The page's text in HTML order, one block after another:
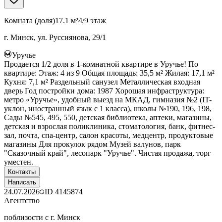
Комната (доля)17.1 м²4/9 этаж
г. Минск, ул. Руссиянова, 29/1
Уручье
Продается 1/2 доля в 1-комнатной квартире в Уручье! По
квартире: Этаж: 4 из 9 Общая площадь: 35,5 м² Жилая: 17,1 м²
Кухня: 7,1 м² Раздельный санузел Металлическая входная
дверь Год постройки дома: 1987 Хорошая инфраструктура:
метро «Уручье», удобный выезд на МКАД, гимназия №2 (IT-
уклон, иностранный язык с 1 класса), школы №190, 196, 198,
Сады №545, 495, 550, детская библиотека, аптеки, магазины,
детская и взрослая поликлиника, стоматология, банк, фитнес-
зал, почта, спа-центр, салон красоты, медцентр, продуктовые
магазины Для прокулок рядом Музей валунов, парк
"Сказочный край", лесопарк "Уручье". Чистая продажа, торг
уместен.
Контакты
Написать
24.07.2026 ID 4145874
Агентство
поблизости с г. Минск